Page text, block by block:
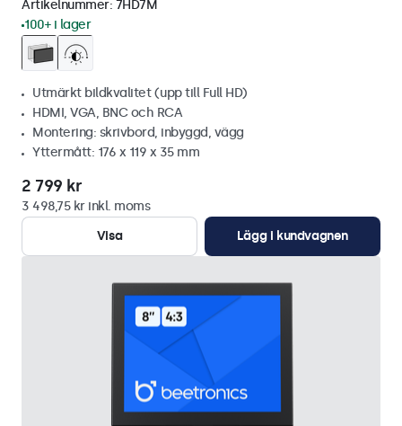
Artikelnummer: 7HD7M
100+ i lager
Utmärkt bildkvalitet (upp till Full HD)
HDMI, VGA, BNC och RCA
Montering: skrivbord, inbyggd, vägg
Yttermått: 176 x 119 x 35 mm
2 799 kr
3 498,75 kr inkl. moms
Visa
Lägg i kundvagnen